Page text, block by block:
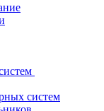
систем